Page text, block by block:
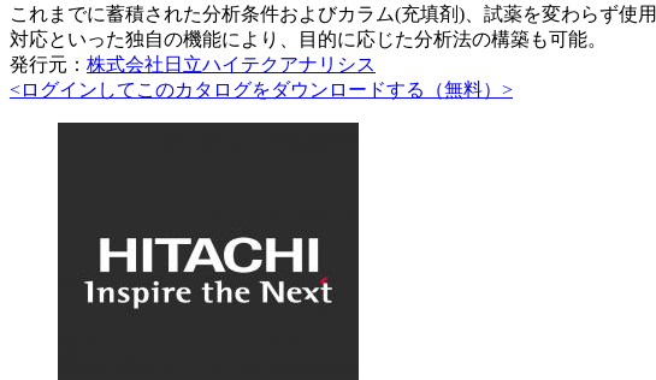
これまでに蓄積された分析条件およびカラム(充填剤)、試薬を変わらず
対応といった独自の機能により、目的に応じた分析法の構築も可能。
発行元： 株式会社日立ハイテクアナリシス
<ログインしてこのカタログをダウンロードする（無料）>